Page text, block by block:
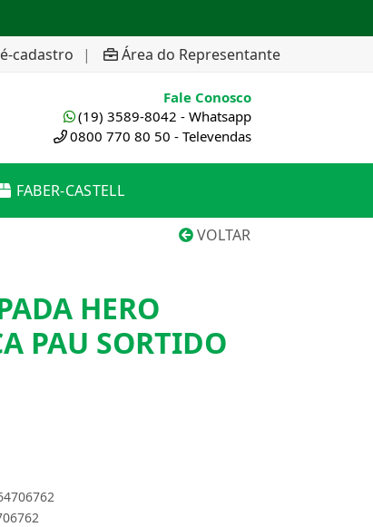
cadastro | Área do Representante
Fale Conosco
(19) 3589-8042 - Whatsapp
0800 770 80 50 - Televendas
FABER-CASTELL
VOLTAR
HERO
PAU SORTIDO